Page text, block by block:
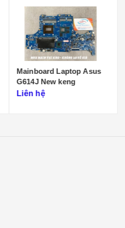
Main Laptop Asus ROG
Strix SCAR 15 G533
Liên hệ